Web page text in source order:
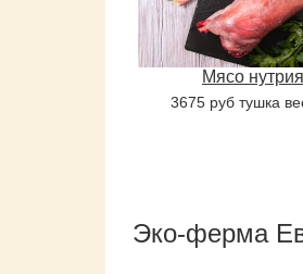
Мясо
3675 руб тушка
Эко-ферма